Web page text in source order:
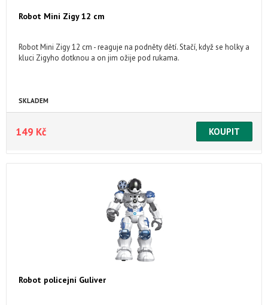
Robot Mini Zigy 12 cm
Robot Mini Zigy 12 cm - reaguje na podněty dětí. Stačí, když se holky a
kluci Zigyho dotknou a on jim ožije pod rukama.
SKLADEM
149 Kč
Robot policejní Guliver